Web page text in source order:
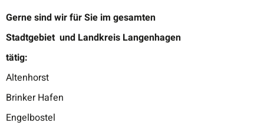
Gerne sind wir für Sie im gesamten
Stadtgebiet und Landkreis Langenhagen
tätig:
Altenhorst
Brinker Hafen
Engelbostel